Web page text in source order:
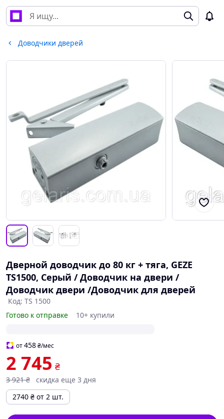
Доводчики дверей
Дверной доводчик до 80 кг + тяга, GEZE
TS1500, Серый / Доводчик на двери /
Доводчик двери /Доводчик для дверей
Код: TS 1500
Готово к отправке
10+ купили
от458₴/мес
2 745 ₴
3 921 ₴
скидка еще 3 дня
2740 ₴ от 2 шт.